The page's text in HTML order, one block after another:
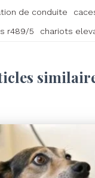
de conduite
r489/5 chariots